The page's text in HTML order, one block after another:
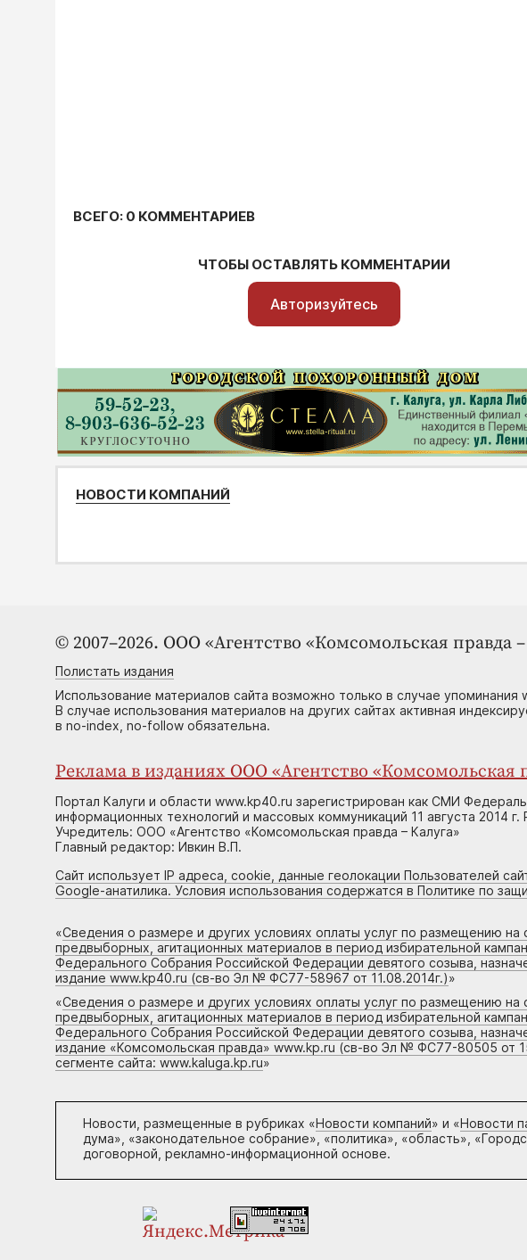
ВСЕГО: 0 КОММЕНТАРИЕВ
ЧТОБЫ ОСТАВЛЯТЬ КОММЕНТАРИИ
Авторизуйтесь
НОВОСТИ КОМПАНИЙ
© 2007–2026. ООО «Агентство «Комсомольская правда –
Полистать издания
Использование материалов сайта возможно только в случае упоминания
В случае использования материалов на других сайтах активная
в no-index, no-follow обязательна.
Реклама в изданиях ООО «Агентство «Комсомольская
Портал Калуги и области www.kp40.ru зарегистрирован как СМИ
информационных технологий и массовых коммуникаций 11 августа
Учредитель: ООО «Агентство «Комсомольская правда – Калуга»
Главный редактор: Ивкин В.П.
Сайт использует IP адреса, cookie, данные геолокации Пользователей
Google-анатилика. Условия использования содержатся в Политике по
«Сведения о размере и других условиях оплаты услуг по размещению
предвыборных, агитационных материалов в период избирательной
Федерального Собрания Российской Федерации девятого созыва,
издание www.kp40.ru (св-во Эл № ФС77-58967 от 11.08.2014г.)»
«Сведения о размере и других условиях оплаты услуг по размещению
предвыборных, агитационных материалов в период избирательной
Федерального Собрания Российской Федерации девятого созыва,
издание «Комсомольская правда» www.kp.ru (св-во Эл № ФС77-80505 от
сегменте сайта: www.kaluga.kp.ru»
Новости, размещенные в рубриках «Новости компаний» и «Новости
дума», «законодательное собрание», «политика», «область»,
договорной, рекламно-информационной основе.